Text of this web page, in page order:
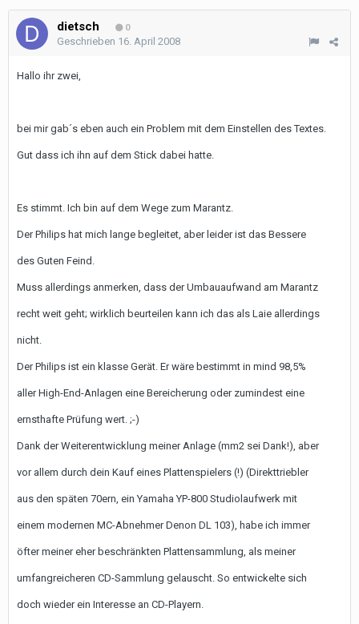
dietsch 0
Geschrieben 16. April 2008
Hallo ihr zwei,
bei mir gab´s eben auch ein Problem mit dem Einstellen des Textes.
Gut dass ich ihn auf dem Stick dabei hatte.
Es stimmt. Ich bin auf dem Wege zum Marantz.
Der Philips hat mich lange begleitet, aber leider ist das Bessere
des Guten Feind.
Muss allerdings anmerken, dass der Umbauaufwand am Marantz
recht weit geht; wirklich beurteilen kann ich das als Laie allerdings
nicht.
Der Philips ist ein klasse Gerät. Er wäre bestimmt in mind 98,5%
aller High-End-Anlagen eine Bereicherung oder zumindest eine
ernsthafte Prüfung wert. ;-)
Dank der Weiterentwicklung meiner Anlage (mm2 sei Dank!), aber
vor allem durch dein Kauf eines Plattenspielers (!) (Direkttriebler
aus den späten 70ern, ein Yamaha YP-800 Studiolaufwerk mit
einem modernen MC-Abnehmer Denon DL 103), habe ich immer
öfter meiner eher beschränkten Plattensammlung, als meiner
umfangreicheren CD-Sammlung gelauscht. So entwickelte sich
doch wieder ein Interesse an CD-Playern.